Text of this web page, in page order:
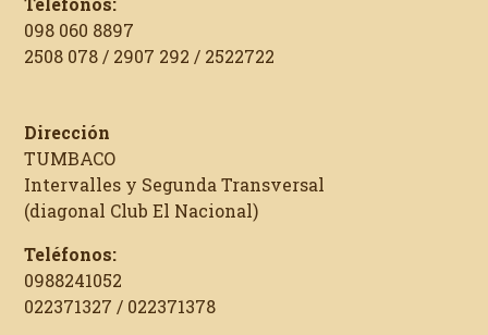
098 060 8897
2508 078 / 2907 292 / 2522722
Dirección
TUMBACO
Intervalles y Segunda Transversal
(diagonal Club El Nacional)
Teléfonos:
0988241052
022371327 / 022371378